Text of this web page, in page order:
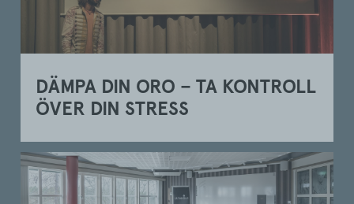
DÄMPA DIN ORO – TA KONTROLL
ÖVER DIN STRESS